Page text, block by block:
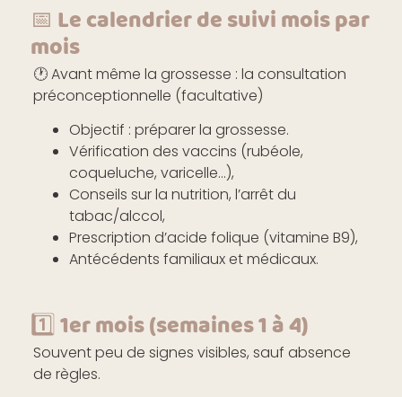
📅 Le calendrier de suivi mois par
mois
🕐Avant même la grossesse : la consultation
préconceptionnelle (facultative)
Objectif : préparer la grossesse.
Vérification des vaccins (rubéole,
coqueluche, varicelle…),
Conseils sur la nutrition, l’arrêt du
tabac/alccol,
Prescription d’acide folique (vitamine B9),
Antécédents familiaux et médicaux.
1️⃣ 1er mois (semaines 1 à 4)
Souvent peu de signes visibles, sauf absence
de règles.